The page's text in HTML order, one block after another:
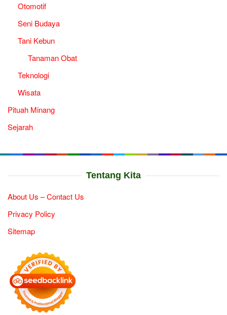
Otomotif
Seni Budaya
Tani Kebun
Tanaman Obat
Teknologi
Wisata
Pituah Minang
Sejarah
Tentang Kita
About Us – Contact Us
Privacy Policy
Sitemap